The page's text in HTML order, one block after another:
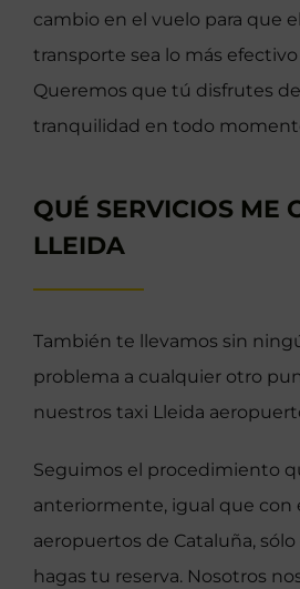
cambio en el vuelo para que
transporte sea lo más
Queremos que tú disfrutes
tranquilidad en todo
QUÉ SERVICIOS ME
LLEIDA
También te llevamos sin
problema a cualquier otro
nuestros taxi Lleida
Seguimos el procedimiento
anteriormente, igual que con
aeropuertos de Cataluña,
hagas tu reserva. Nosotros